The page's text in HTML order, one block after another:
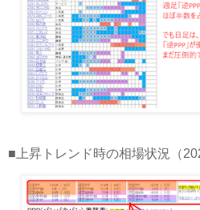
■上昇トレンド時の相場状況（